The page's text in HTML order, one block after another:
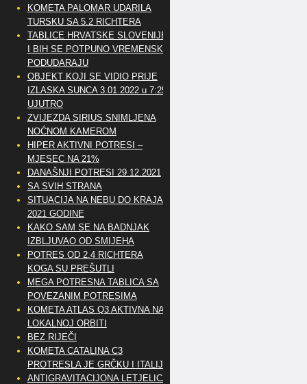
KOMETA PALOMAR UDARILA
TURSKU SA 5.2 RICHTERA
TABLICE HRVATSKE SLOVENIJE
I BIH SE POTPUNO VREMENSKI
PODUDARAJU
OBJEKT KOJI SE VIDIO PRIJE
IZLASKA SUNCA 3.01.2022 u 7:25
UJUTRO
ZVIJEZDA SIRIUS SNIMLJENA
NOĆNOM KAMEROM
HIPER AKTIVNI POTRESI –
MJESEC NA 21%
DANAŠNJI POTRESI 29.12.2021
SA SVIH STRANA
SITUACIJA NA NEBU DO KRAJA
2021 GODINE
KAKO SAM SE NA BADNJAK
IZBLJUVAO OD SMIJEHA
POTRES OD 2.4 RICHTERA
KOGA SU PREŠUTLI
MEGA POTRESNA TABLICA SA
POVEZANIM POTRESIMA
KOMETA ATLAS Q3 AKTIVNA NA
LOKALNOJ ORBITI
BEZ RIJEČI
KOMETA CATALINA C3
PROTRESLA JE GRČKU I ITALIJU
ANTIGRAVITACIJONA LETJELICA